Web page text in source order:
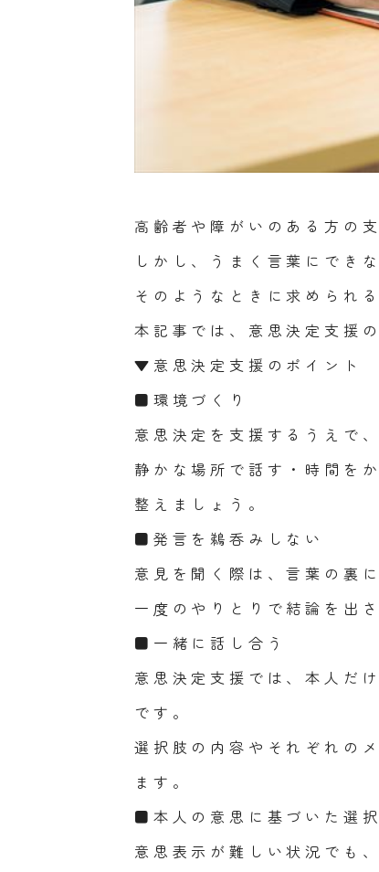
高齢者や障がいのある方の
しかし、うまく言葉にでき
そのようなときに求められ
本記事では、意思決定支援
▼意思決定支援のポイント
■環境づくり
意思決定を支援するうえで
静かな場所で話す・時間を
整えましょう。
■発言を鵜呑みしない
意見を聞く際は、言葉の裏
一度のやりとりで結論を出
■一緒に話し合う
意思決定支援では、本人だ
です。
選択肢の内容やそれぞれの
ます。
■本人の意思に基づいた選択
意思表示が難しい状況でも